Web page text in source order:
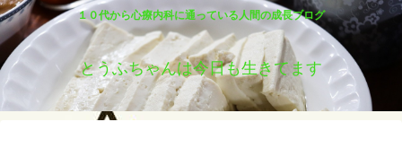
１０代から心療内科に通っている人間の成長ブログ
とうふちゃんは今日も生きてます